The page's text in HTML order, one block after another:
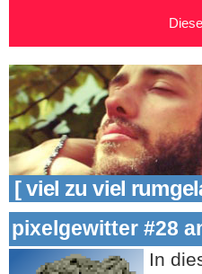
[ viel zu viel
pixelgewitter #28
In